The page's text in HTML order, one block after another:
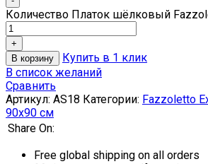
Количество Платок шёлковый
В корзину
Купить в 1 клик
В список желаний
Сравнить
Артикул: AS18 Категории: Fazzoletto
90х90 см
Share On:
Free global shipping on all orders